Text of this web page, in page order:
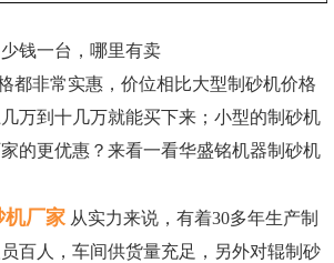
钱一台，哪里有卖
非常实惠，价位相比大型制砂机价格
万到十几万就能买下来；小型的制砂机
的更优惠？来看一看华盛铭机器制砂机
机厂家 从实力来说，有着30多年生产制
百人，车间供货量充足，另外对辊制砂